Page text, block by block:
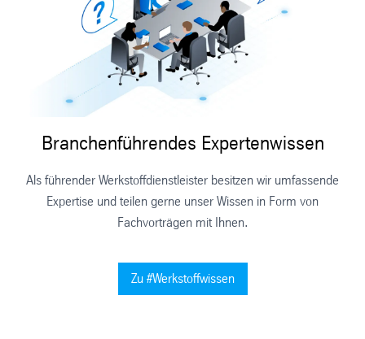
Branchenführendes Expertenwissen
Als führender Werkstoffdienstleister besitzen wir umfassende
Expertise und teilen gerne unser Wissen in Form von
Fachvorträgen mit Ihnen.
Zu #Werkstoffwissen